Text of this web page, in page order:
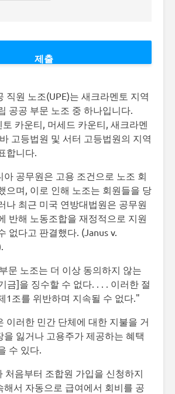
직원 노조(UPE)는 새크라멘토 지역
공공 부문 노조 중 하나입니다.
토 카운티, 머세드 카운티, 새크라멘
고등법원 및 서터 고등법원의 지역
합니다.
아 공무원은 고용 조건으로 노조 회
으며, 이로 인해 노조는 회원들을 당
나 최근 미국 연방대법원은 공무원
반해 노동조합을 재정적으로 지원
없다고 판결했다. (Janus v.
문 노조는 더 이상 동의하지 않는
금]을 징수할 수 없다. . . . 이러한 절
1조를 위반하며 지속될 수 없다."
이러한 민간 단체에 대한 지불을 거
을 잃거나 고용주가 제공하는 혜택
수 있다.
처음부터 조합원 가입을 신청하지
해서 자동으로 급여에서 회비를 공